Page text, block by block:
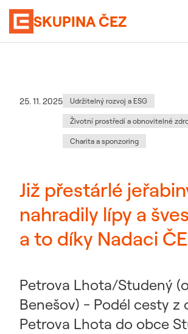
SKUPINA ČEZ
Datum zveřejnění
25. 11. 2025Kategorie:
Udržitelný rozvoj a ESG
Životní prostředí a obnovitelné
Charita a sponzoring
Již přestárlé
nahradily lípy a
a to díky Nadaci
Petrova Lhota/Studený
Benešov) - Podél cesty z
Petrova Lhota do obce